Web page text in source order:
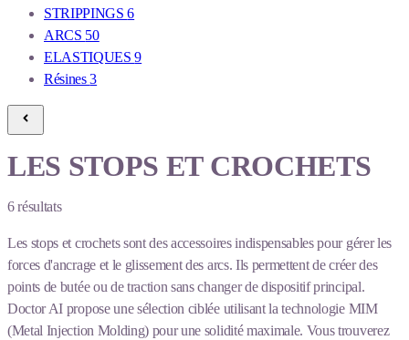
STRIPPINGS6
ARCS 50
ELASTIQUES9
Résines3
LES STOPS ET CROCHETS
6résultats
Les stops et crochets sont des accessoires indispensables pour gérer les
forces d'ancrage et le glissement des arcs. Ils permettent de créer des
points de butée ou de traction sans changer de dispositif principal.
Doctor AI propose une sélection ciblée utilisant la technologie MIM
(Metal Injection Molding) pour une solidité maximale. Vous trouverez